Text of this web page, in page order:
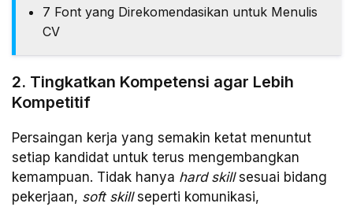
7 Font yang Direkomendasikan untuk Menulis
CV
2. Tingkatkan Kompetensi agar Lebih
Kompetitif
Persaingan kerja yang semakin ketat menuntut
setiap kandidat untuk terus mengembangkan
kemampuan. Tidak hanya hard skillsesuai bidang
pekerjaan, soft skillseperti komunikasi,